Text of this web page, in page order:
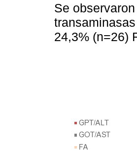
Se
24,3% (n=26)